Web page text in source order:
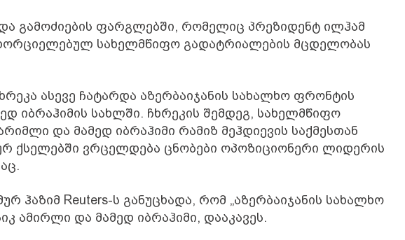
გამოძიების ფარგლებში, რომელიც პრეზიდენტ ილჰამ
სახელმწიფო გადატრიალების მცდელობას
ასევე ჩატარდა აზერბაიჯანის სახალხო ფრონტის
იბრაჰიმის სახლში. ჩხრეკის შემდეგ, სახელმწიფო
და მამედ იბრაჰიმი რამიზ მეჰდიევის საქმესთან
ქსელებში ვრცელდება ცნობები ოპოზიციონერი ლიდერის
ჰაზიმ Reuters-ს განუცხადა, რომ „აზერბაიჯანის სახალხო
ამირლი და მამედ იბრაჰიმი, დააკავეს.